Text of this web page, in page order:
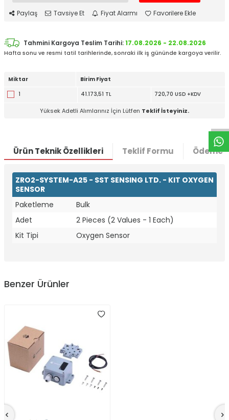
Paylaş Tavsiye Et Fiyat Alarmı Favorilere Ekle
Tahmini Kargoya Teslim Tarihi:17.08.2026 - 22.08.2026
Hafta sonu ve resmi tatil tarihlerinde, sonraki ilk iş gününde kargoya verilir.
Miktar
Birim Fiyat
1
41.173,51 TL 720,70 USD +KDV
Yüksek Adetli Alımlarınız İçin Lütfen Teklif İsteyiniz.
Ürün Teknik Özellikleri Teklif Formu Ödeme
ZRO2-SYSTEM-A25 - SST SENSING LTD. - KIT OXYGEN
SENSOR
Paketleme
Bulk
Adet
2 Pieces (2 Values - 1 Each)
Kit Tipi
Oxygen Sensor
Benzer Ürünler